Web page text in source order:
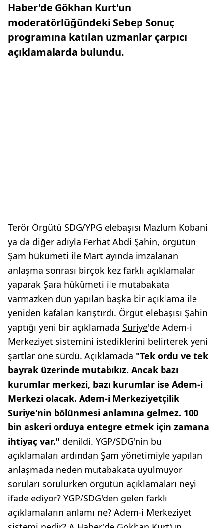
Haber'de Gökhan Kurt'un
moderatörlüğündeki Sebep Sonuç
programına katılan uzmanlar çarpıcı
açıklamalarda bulundu.
Terör Örgütü SDG/YPG elebaşısı Mazlum Kobani
ya da diğer adıyla Ferhat Abdi Şahin, örgütün
Şam hükümeti ile Mart ayında imzalanan
anlaşma sonrası birçok kez farklı açıklamalar
yaparak Şara hükümeti ile mutabakata
varmazken dün yapılan başka bir açıklama ile
yeniden kafaları karıştırdı. Örgüt elebaşısı Şahin
yaptığı yeni bir açıklamada Suriye'de Adem-i
Merkeziyet sistemini istediklerini belirterek yeni
şartlar öne sürdü. Açıklamada "Tek ordu ve tek
bayrak üzerinde mutabıkız. Ancak bazı
kurumlar merkezi, bazı kurumlar ise Adem-i
Merkezi olacak. Adem-i Merkeziyetçilik
Suriye'nin bölünmesi anlamına gelmez. 100
bin askeri orduya entegre etmek için zamana
ihtiyaç var." denildi. YGP/SDG'nin bu
açıklamaları ardından Şam yönetimiyle yapılan
anlaşmada neden mutabakata uyulmuyor
soruları sorulurken örgütün açıklamaları neyi
ifade ediyor? YGP/SDG'den gelen farklı
açıklamaların anlamı ne? Adem-i Merkeziyet